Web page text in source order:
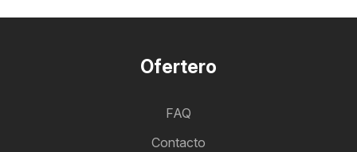
Ofertero
FAQ
Contacto